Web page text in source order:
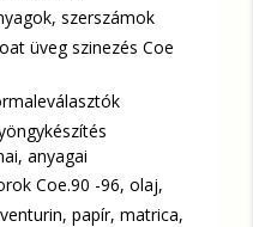
szerszámok
üveg szinezés Coe
anyagai
Coe.90 -96, olaj,
papír, matrica,